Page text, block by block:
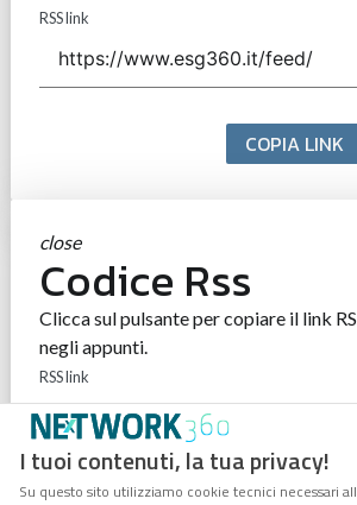
I tuoi contenuti, la tua privacy!
Su questo sito utilizziamo cookie tecnici necessari
RSS link
COPIA LINK
close
Codice Rss
Clicca sul pulsante per copiare il link
negli appunti.
RSS link